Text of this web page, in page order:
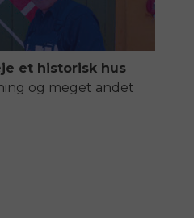
et historisk hus
og meget andet